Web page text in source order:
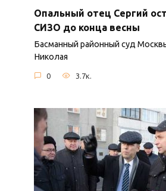
Опальный отец Сергий
СИЗО до конца весны
Басманный районный суд
Николая
0 3.7к.